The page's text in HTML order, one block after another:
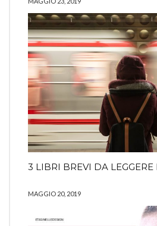
3 LIBRI BREVI DA LEGGERE
MAGGIO 20, 2019